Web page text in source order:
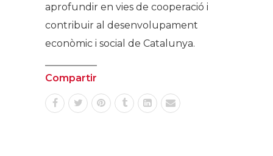
aprofundir en vies de cooperació i
contribuir al desenvolupament
econòmic i social de Catalunya.
Compartir